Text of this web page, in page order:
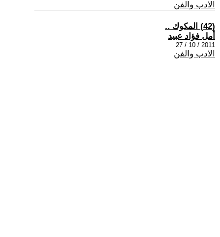
الادب والفن
(42) المكوك ..
أمل فؤاد عبيد
2011 / 10 / 27
الادب والفن